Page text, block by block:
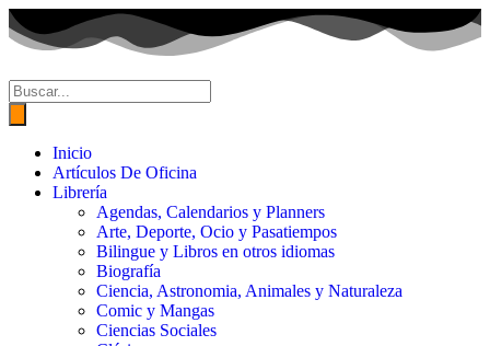
Inicio
Artículos De Oficina
Librería
Agendas, Calendarios y Planners
Arte, Deporte, Ocio y Pasatiempos
Bilingue y Libros en otros idiomas
Biografía
Ciencia, Astronomia, Animales y Naturaleza
Comic y Mangas
Ciencias Sociales